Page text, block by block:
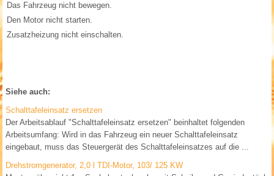
Das Fahrzeug nicht bewegen.
Den Motor nicht starten.
Zusatzheizung nicht einschalten.
Siehe auch:
Schalttafeleinsatz ersetzen
Der Arbeitsablauf "Schalttafeleinsatz ersetzen" beinhaltet folgenden
Arbeitsumfang: Wird in das Fahrzeug ein neuer Schalttafeleinsatz
eingebaut, muss das Steuergerät des Schalttafeleinsatzes auf die ...
Drehstromgenerator, 2,0 l TDI-Motor, 103/ 125 KW